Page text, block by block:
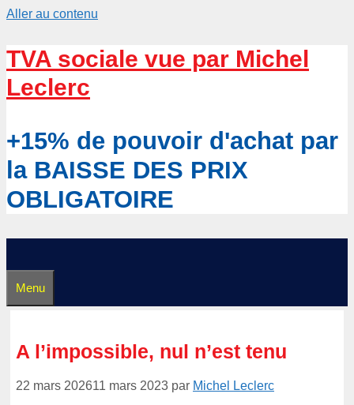
Aller au contenu
TVA sociale vue par Michel
Leclerc
+15% de pouvoir d'achat par
la BAISSE DES PRIX
OBLIGATOIRE
Menu
A l’impossible, nul n’est tenu
22 mars 202611 mars 2023 par Michel Leclerc